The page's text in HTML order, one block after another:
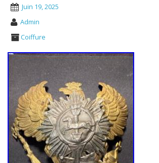
Juin 19, 2025
Admin
Coiffure